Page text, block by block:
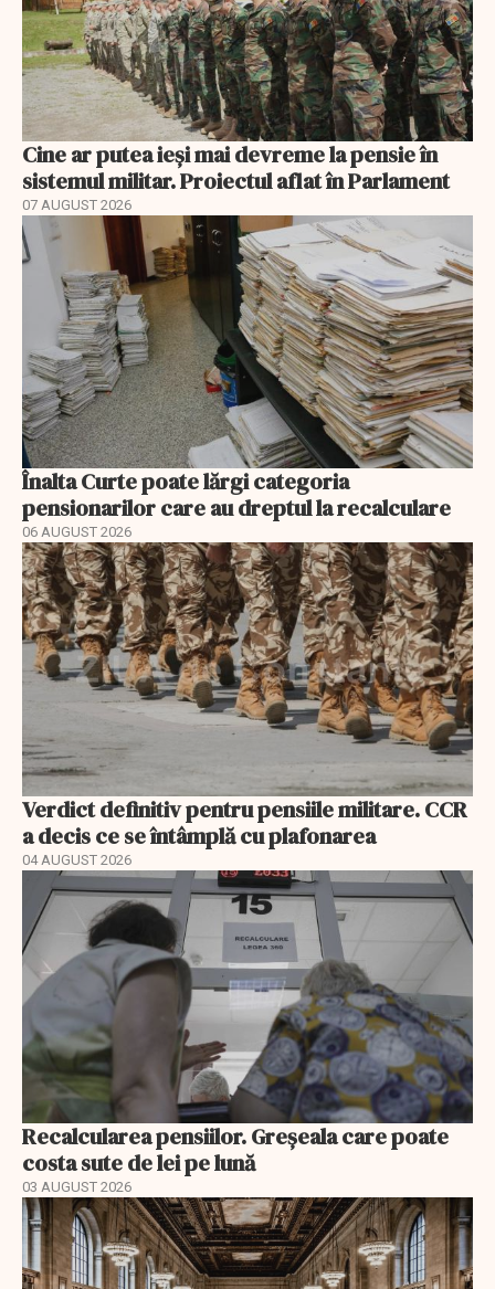
Cine ar putea ieși mai devreme la pensie în
sistemul militar. Proiectul aflat în Parlament
07 AUGUST 2026
Înalta Curte poate lărgi categoria
pensionarilor care au dreptul la recalculare
06 AUGUST 2026
Verdict definitiv pentru pensiile militare. CCR
a decis ce se întâmplă cu plafonarea
04 AUGUST 2026
Recalcularea pensiilor. Greșeala care poate
costa sute de lei pe lună
03 AUGUST 2026